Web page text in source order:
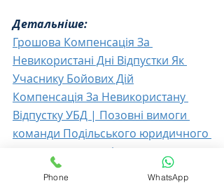
Детальніше:
Грошова Компенсація За
Невикористані Дні Відпустки Як
Учаснику Бойових Дій
Компенсація За Невикористану
Відпустку УБД | Позовні вимоги
команди Подільського юридичного
центру задоволені в повному
Phone WhatsApp